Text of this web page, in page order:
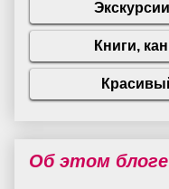
Об этом блоге